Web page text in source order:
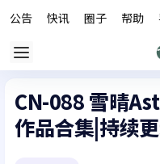
公告 快讯 圈子 帮助
CN-088 雪晴
作品合集|持续